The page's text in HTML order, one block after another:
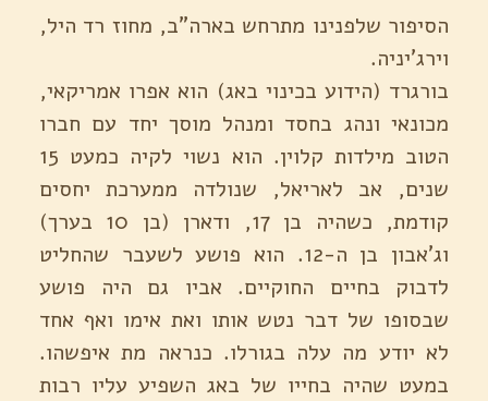
הסיפור שלפנינו מתרחש בארה"ב, מחוז רד היל,
וירג'יניה.
בורגרד (הידוע בכינוי באג) הוא אפרו אמריקאי,
מכונאי ונהג בחסד ומנהל מוסך יחד עם חברו
הטוב מילדות קלוין. הוא נשוי לקיה כמעט 15
שנים, אב לאריאל, שנולדה ממערכת יחסים
קודמת, כשהיה בן 17, ודארן (בן 10 בערך)
וג'אבון בן ה-12. הוא פושע לשעבר שהחליט
לדבוק בחיים החוקיים. אביו גם היה פושע
שבסופו של דבר נטש אותו ואת אימו ואף אחד
לא יודע מה עלה בגורלו. כנראה מת איפשהו.
במעט שהיה בחייו של באג השפיע עליו רבות